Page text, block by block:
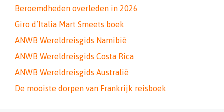
Beroemdheden overleden in 2026
Giro d’Italia Mart Smeets boek
ANWB Wereldreisgids Namibië
ANWB Wereldreisgids Costa Rica
ANWB Wereldreisgids Australië
De mooiste dorpen van Frankrijk reisboek